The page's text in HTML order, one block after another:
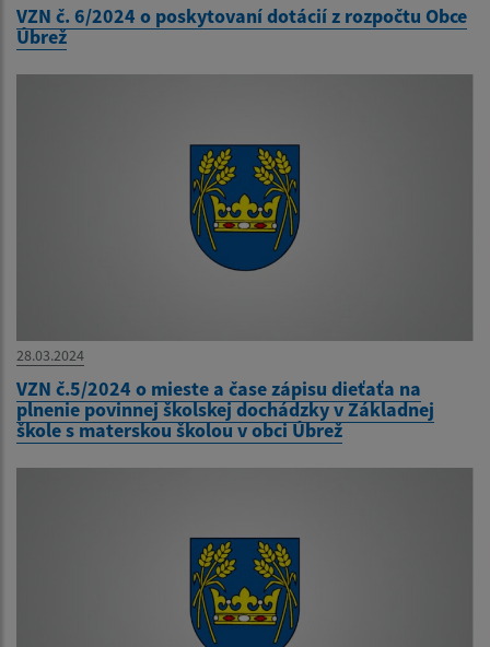
VZN č. 6/2024 o poskytovaní dotácií z rozpočtu Obce
Úbrež
28.03.2024
VZN č.5/2024 o mieste a čase zápisu dieťaťa na
plnenie povinnej školskej dochádzky v Základnej
škole s materskou školou v obci Úbrež